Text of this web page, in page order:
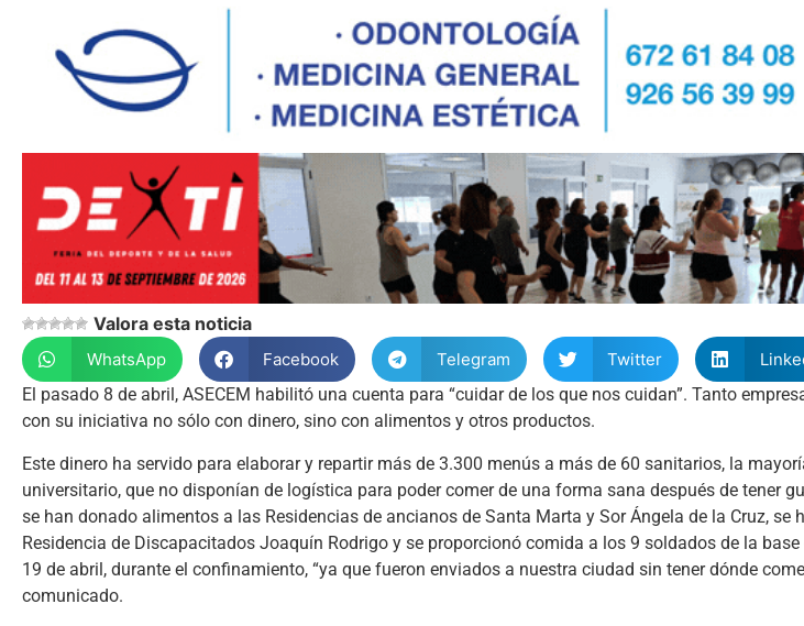
Valora esta noticia
WhatsApp Facebook Telegram Twitter
El pasado 8 de abril, ASECEM habilitó una cuenta para “cuidar de los que nos cuidan”. Tanto
con su iniciativa no sólo con dinero, sino con alimentos y otros productos.
Este dinero ha servido para elaborar y repartir más de 3.300 menús a más de 60 sanitarios, la
universitario, que no disponían de logística para poder comer de una forma sana después de tener
se han donado alimentos a las Residencias de ancianos de Santa Marta y Sor Ángela de la Cruz, se
Residencia de Discapacitados Joaquín Rodrigo y se proporcionó comida a los 9 soldados de la
19 de abril, durante el confinamiento, “ya que fueron enviados a nuestra ciudad sin tener dónde
comunicado.